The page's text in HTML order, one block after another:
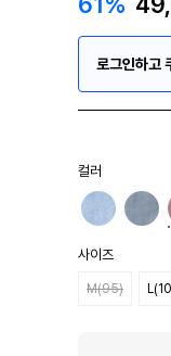
로그인하고
컬러
사이즈
M(95)